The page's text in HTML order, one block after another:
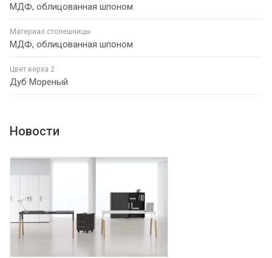
МДФ, облицованная шпоном
Материал столешницы
МДФ, облицованная шпоном
Цвет верха 2
Дуб Мореный
Новости